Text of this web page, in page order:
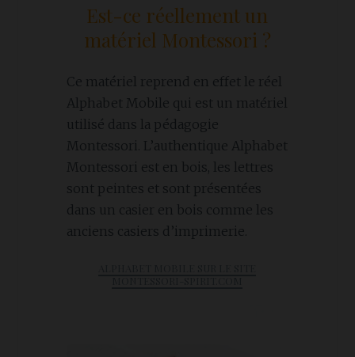
Est-ce réellement un
matériel Montessori ?
Ce matériel reprend en effet le réel
Alphabet Mobile qui est un matériel
utilisé dans la pédagogie
Montessori. L’authentique Alphabet
Montessori est en bois, les lettres
sont peintes et sont présentées
dans un casier en bois comme les
anciens casiers d’imprimerie.